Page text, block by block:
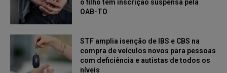
o filho tem inscrição suspensa pela
OAB-TO
STF amplia isenção de IBS e CBS na
compra de veículos novos para pessoas
com deficiência e autistas de todos os
níveis